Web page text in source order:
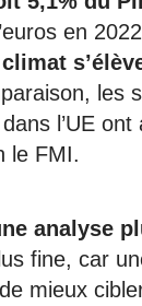
en
les
l’UE
le FMI.
analyse
fine, car
mieux